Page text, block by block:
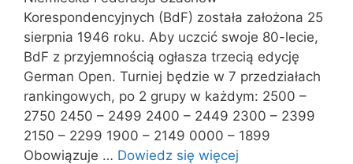
Korespondencyjnych (BdF) została założona 25
sierpnia 1946 roku. Aby uczcić swoje 80-lecie,
BdF z przyjemnością ogłasza trzecią edycję
German Open. Turniej będzie w 7 przedziałach
rankingowych, po 2 grupy w każdym: 2500 –
2750 2450 – 2499 2400 – 2449 2300 – 2399
2150 – 2299 1900 – 2149 0000 – 1899
Obowiązuje … Dowiedz się więcej